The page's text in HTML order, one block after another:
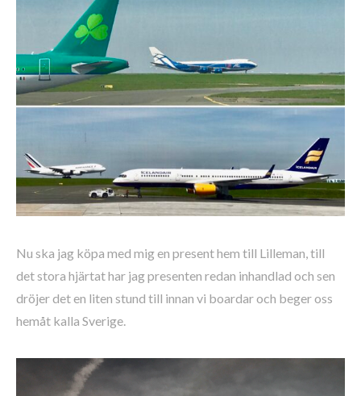
Nu ska jag köpa med mig en present hem till Lilleman, till
det stora hjärtat har jag presenten redan inhandlad och sen
dröjer det en liten stund till innan vi boardar och beger oss
hemåt kalla Sverige.